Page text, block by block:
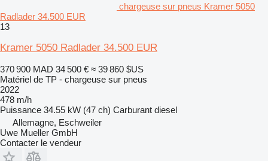
chargeuse sur pneus Kramer 5050
Radlader 34.500 EUR
13
Kramer 5050 Radlader 34.500 EUR
370 900 MAD 34 500 € ≈ 39 860 $US
Matériel de TP - chargeuse sur pneus
2022
478 m/h
Puissance 34.55 kW (47 ch) Carburant diesel
Allemagne, Eschweiler
Uwe Mueller GmbH
Contacter le vendeur